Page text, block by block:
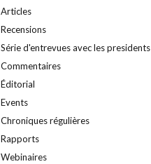
Articles
Recensions
Série d'entrevues avec les presidents
Commentaires
Éditorial
Events
Chroniques régulières
Rapports
Webinaires